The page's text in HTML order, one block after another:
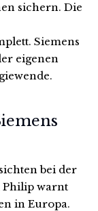
sichern. Die
Siemens
eigenen
bei der
Philip warnt
in Europa.